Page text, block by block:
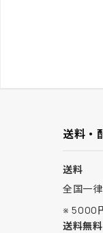
送料・
送料
全国一
※ 5000
送料無料